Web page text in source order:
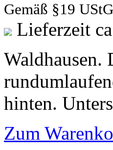
Gemäß §19
Lieferzeit
Waldhausen.
hinten.
Zum